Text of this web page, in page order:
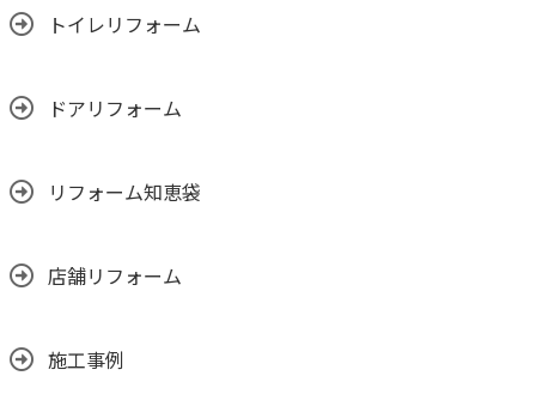
トイレリフォーム
ドアリフォーム
リフォーム知恵袋
店舗リフォーム
施工事例